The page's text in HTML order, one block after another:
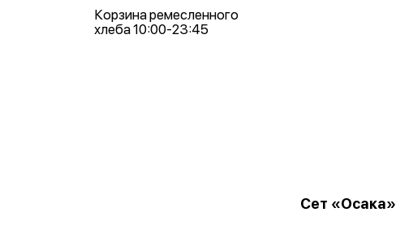
Корзина ремесленного
хлеба 10:00-23:45
Сет «Осака»